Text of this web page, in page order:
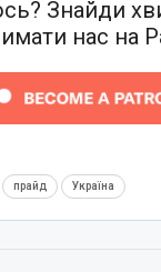
Знайди
нас на
прайд Україна